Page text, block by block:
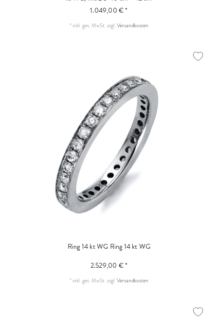
1.049,00 € *
* inkl. ges. MwSt.zzgl.Versandkosten
Ring 14 kt WG Ring 14 kt WG
2.529,00 € *
* inkl. ges. MwSt.zzgl.Versandkosten